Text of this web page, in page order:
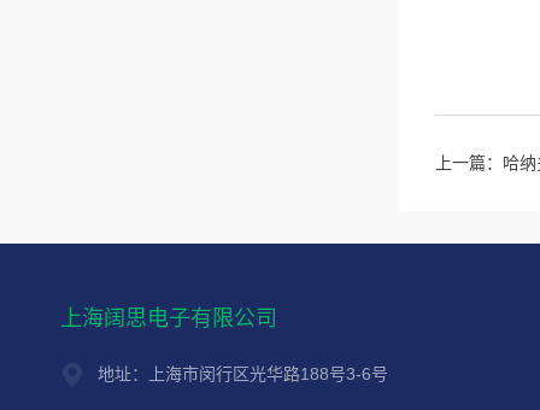
上一篇： 哈
上海阔思电子有限公司
地址：上海市闵行区光华路188号3-6号